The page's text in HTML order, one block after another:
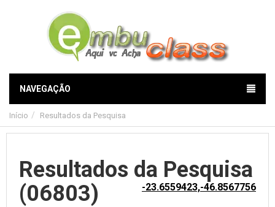
NAVEGAÇÃO
Início Resultados da Pesquisa
Resultados da Pesquisa
(06803)
-23.6559423,-46.8567756